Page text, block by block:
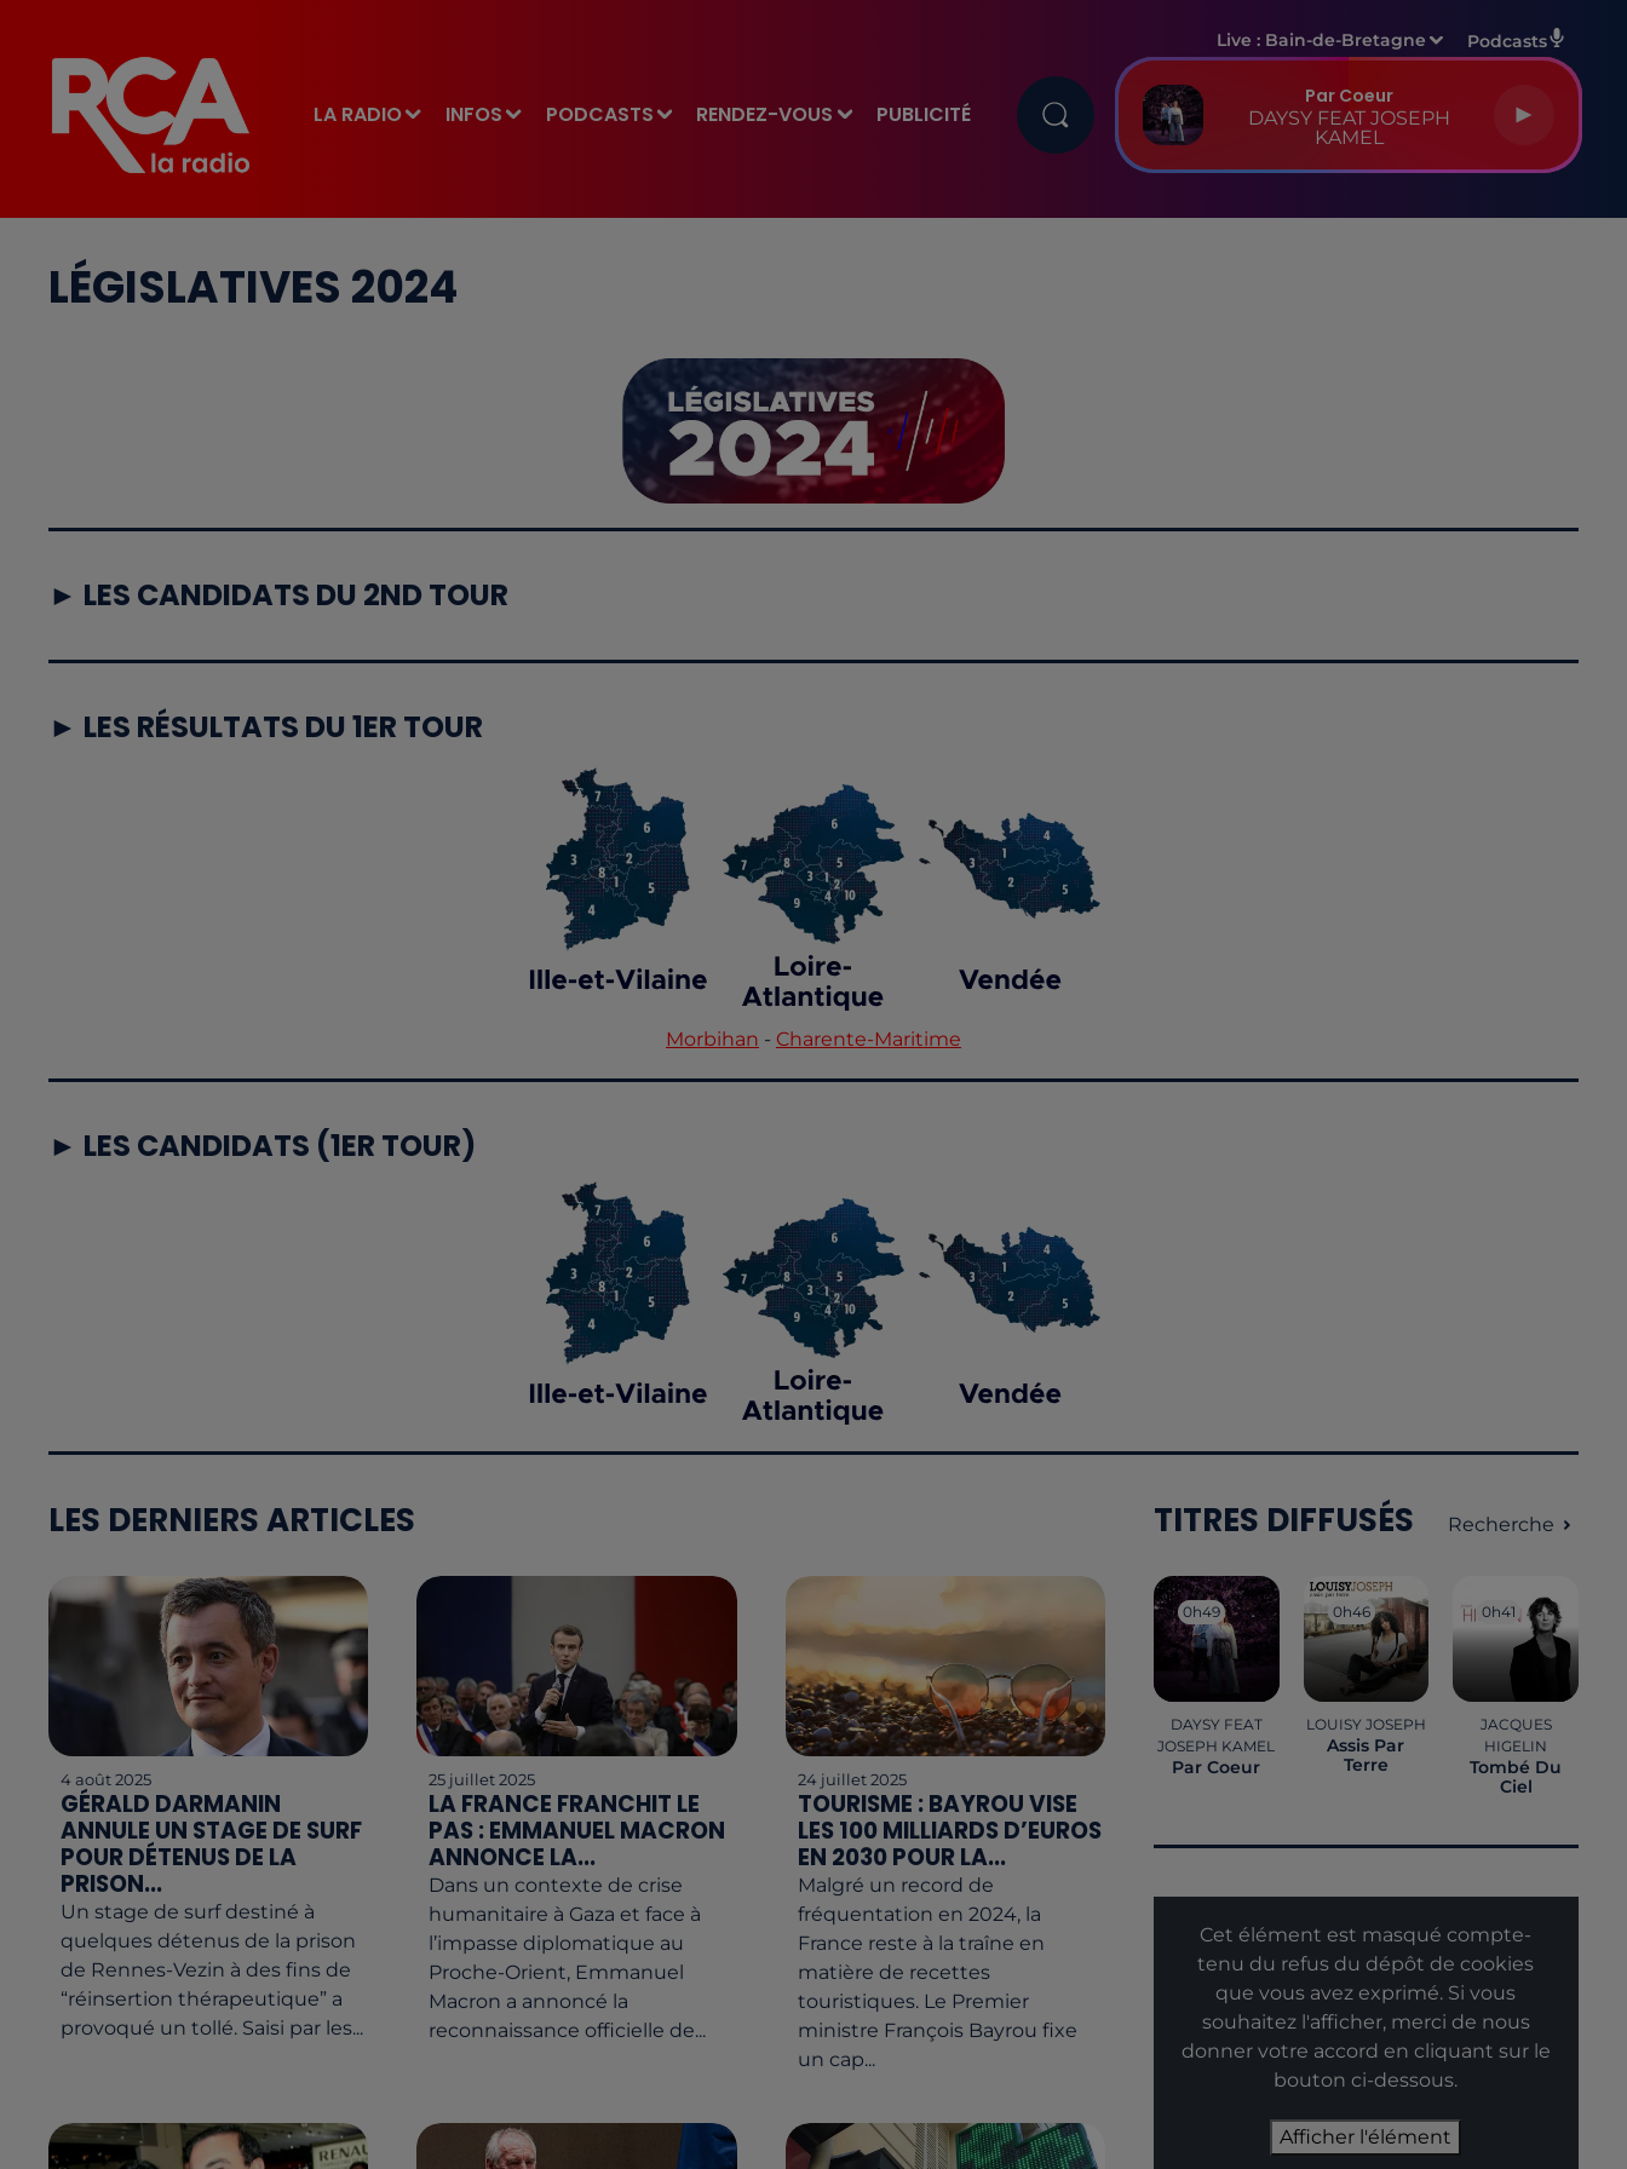
LA RADIO INFOS PODCASTS RENDEZ-VOUS PUBLICITÉ
Live : Bain-de-Bretagne Podcasts
Par Coeur
DAYSY FEAT JOSEPH
KAMEL
LÉGISLATIVES 2024
► LES CANDIDATS DU 2ND TOUR
► LES RÉSULTATS DU 1ER TOUR
Morbihan - Charente-Maritime
► LES CANDIDATS (1ER TOUR)
LES DERNIERS ARTICLES
4 août 2025
GÉRALD DARMANIN
ANNULE UN STAGE DE SURF
POUR DÉTENUS DE LA
PRISON...
Un stage de surf destiné à
quelques détenus de la prison
de Rennes-Vezin à des fins de
“réinsertion thérapeutique” a
provoqué un tollé. Saisi par les...
25 juillet 2025
LA FRANCE FRANCHIT LE
PAS : EMMANUEL MACRON
ANNONCE LA...
Dans un contexte de crise
humanitaire à Gaza et face à
l’impasse diplomatique au
Proche-Orient, Emmanuel
Macron a annoncé la
reconnaissance officielle de...
24 juillet 2025
TOURISME : BAYROU VISE
LES 100 MILLIARDS D’EUROS
EN 2030 POUR LA...
Malgré un record de
fréquentation en 2024, la
France reste à la traîne en
matière de recettes
touristiques. Le Premier
ministre François Bayrou fixe
un cap...
TITRES DIFFUSÉS Recherche
0h49
0h49
DAYSY FEAT
JOSEPH KAMEL
Par Coeur
0h46
0h46
LOUISY JOSEPH
Assis Par
Terre
0h41
0h41
JACQUES
HIGELIN
Tombé Du
Ciel
Cet élément est masqué compte-
tenu du refus du dépôt de cookies
que vous avez exprimé. Si vous
souhaitez l'afficher, merci de nous
donner votre accord en cliquant sur le
bouton ci-dessous.
Afficher l'élément